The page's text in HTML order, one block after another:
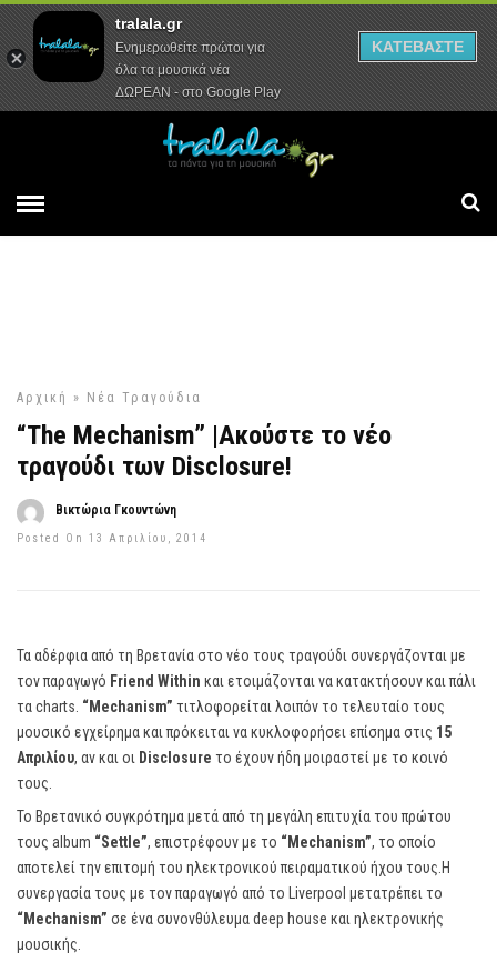
Αρχική Συνεντεύξεις Ρεπορτάζ
Αρχική » Νέα Τραγούδια
“The Mechanism” |Ακούστε το νέο
τραγούδι των Disclosure!
Βικτώρια Γκουντώνη
Posted On 13 Απριλίου, 2014
Τα αδέρφια από τη Βρετανία στο νέο τους τραγούδι συνεργάζονται με
τον παραγωγό Friend Within και ετοιμάζονται να κατακτήσουν και πάλι
τα charts. “Mechanism” τιτλοφορείται λοιπόν το τελευταίο τους
μουσικό εγχείρημα και πρόκειται να κυκλοφορήσει επίσημα στις 15
Απριλίου, αν και οι Disclosure το έχουν ήδη μοιραστεί με το κοινό
τους.
Το Βρετανικό συγκρότημα μετά από τη μεγάλη επιτυχία του πρώτου
τους album “Settle”, επιστρέφουν με το “Mechanism”, το οποίο
αποτελεί την επιτομή του ηλεκτρονικού πειραματικού ήχου τους.Η
συνεργασία τους με τον παραγωγό από το Liverpool μετατρέπει το
“Mechanism” σε ένα συνονθύλευμα deep house και ηλεκτρονικής
μουσικής.
tralala.gr
Ενημερωθείτε πρώτοι για
όλα τα μουσικά νέα
ΔΩΡΕΑΝ - στο Google Play
ΚΑΤΕΒΑΣΤΕ